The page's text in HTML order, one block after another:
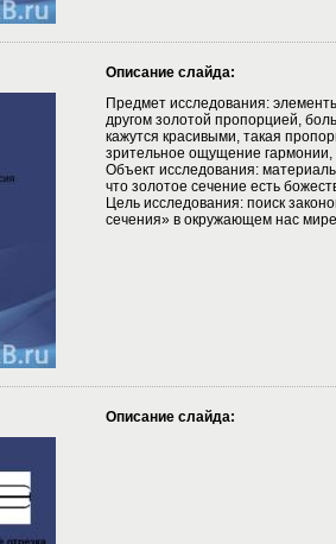
Описание слайда:
Предмет исследования:
другом золотой пропорцией,
кажутся красивыми, такая
зрительное ощущение гармонии,
Объект исследования:
что золотое сечение есть
Цель исследования: поиск
сечения» в окружающем нас
Описание слайда: